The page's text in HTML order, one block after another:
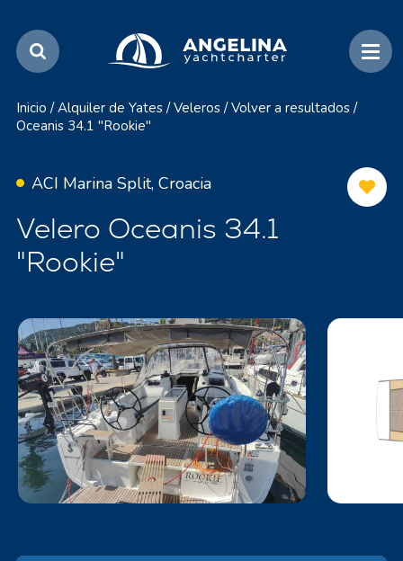
Inicio / Alquiler de Yates / Veleros / Volver a resultados /
Oceanis 34.1 "Rookie"
ACI Marina Split, Croacia
Velero Oceanis 34.1
"Rookie"